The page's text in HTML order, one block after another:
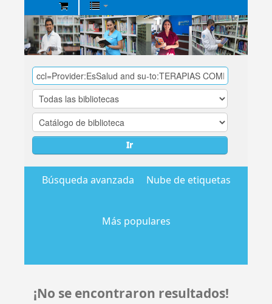
Biblioteca
Central
EsSalud
Ir
Búsqueda avanzada Nube de etiquetas
Más populares
¡No se encontraron resultados!